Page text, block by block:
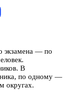
экзамена — по
В
по одному —
округах.